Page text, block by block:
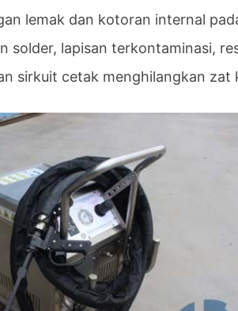
lemak dan kotoran internal
solder, lapisan terkontaminasi,
sirkuit cetak menghilangkan zat